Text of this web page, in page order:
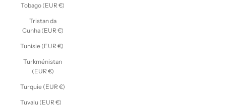
Tobago (EUR €)
Tristan da
Cunha (EUR €)
Tunisie (EUR €)
Turkménistan
(EUR €)
Turquie (EUR €)
Tuvalu (EUR €)